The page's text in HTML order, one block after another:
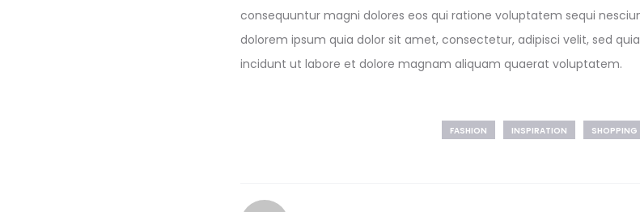
consequuntur magni dolores eos qui ratione voluptatem sequi
dolorem ipsum quia dolor sit amet, consectetur, adipisci velit, sed
incidunt ut labore et dolore magnam aliquam quaerat voluptatem.
FASHION INSPIRATION SHOPPING